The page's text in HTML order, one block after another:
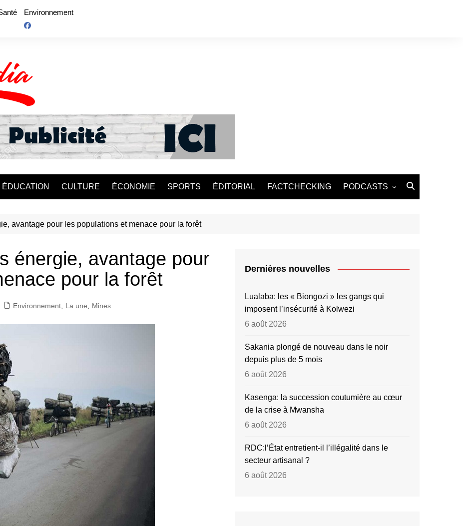
Environnement
ÉDUCATION CULTURE ÉCONOMIE SPORTS ÉDITORIAL FACTCHECKING PODCASTS
avantage pour les populations et menace pour la forêt
énergie, avantage pour
pour la forêt
Environnement, La une, Mines
Dernières nouvelles
Lualaba: les « Biongozi » les gangs qui
imposent l’insécurité à Kolwezi
6 août 2026
Sakania plongé de nouveau dans le noir
depuis plus de 5 mois
6 août 2026
Kasenga: la succession coutumière au cœur
de la crise à Mwansha
6 août 2026
RDC:l’État entretient-il l’illégalité dans le
secteur artisanal ?
6 août 2026